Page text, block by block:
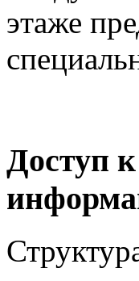
этаже
Доступ